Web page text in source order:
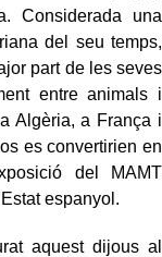
Considerada una
del seu temps,
part de les seves
entre animals i
Algèria, a França i
es convertirien en
del MAMT
espanyol.
aquest dijous al